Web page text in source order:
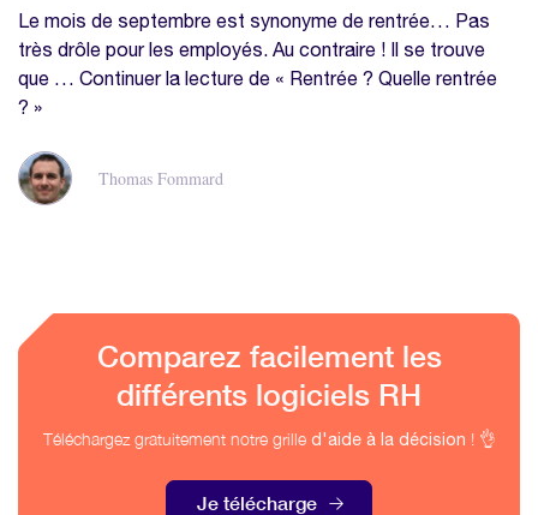
Le mois de septembre est synonyme de rentrée… Pas
très drôle pour les employés. Au contraire ! Il se trouve
que … Continuer la lecture de « Rentrée ? Quelle rentrée
? »
Thomas Fommard
Comparez facilement les
différents logiciels RH
Téléchargez gratuitement notre grille d'aide à la décision ! 👌
Je télécharge